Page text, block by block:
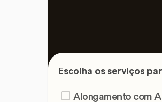
Escolha os serviços
Alongamento com